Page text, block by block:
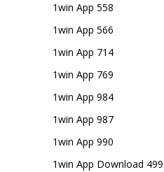
1win App 558
1win App 566
1win App 714
1win App 769
1win App 984
1win App 987
1win App 990
1win App Download 499